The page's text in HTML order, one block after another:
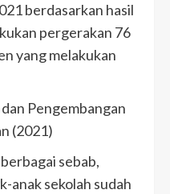
berdasarkan hasil
pergerakan 76
yang melakukan
Pengembangan
(2021)
sebab,
anak sekolah sudah